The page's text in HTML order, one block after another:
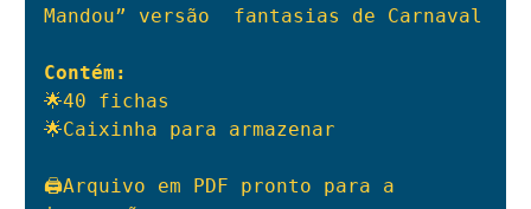
Mandou” versão  fantasias de Carnaval
Contém:
🌟40 fichas
🌟Caixinha para armazenar
🖨Arquivo em PDF pronto para a